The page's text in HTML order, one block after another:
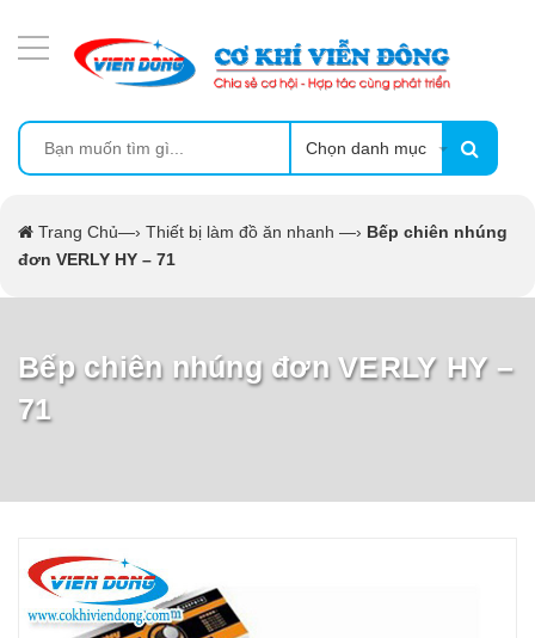
Chọn danh mục
Trang Chủ—› Thiết bị làm đồ ăn nhanh —› Bếp chiên nhúng
đơn VERLY HY – 71
Bếp chiên nhúng đơn VERLY HY –
71
MÁY ÉP MÍA TẠO BỌT
MÁY RỬA BÁT SIÊU ÂM
CẨM NANG
MÁY CHẾ BIẾN THỰC PHẨM